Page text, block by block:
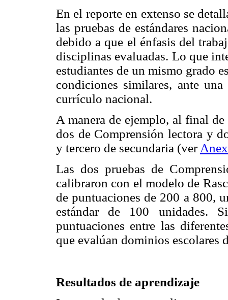
En el reporte en extenso se
las pruebas de estándares
debido a que el énfasis del
disciplinas evaluadas. Lo que
estudiantes de un mismo grado
condiciones similares, ante
currículo nacional.
A manera de ejemplo, al final
dos de Comprensión lectora y
y tercero de secundaria (ver
Las dos pruebas de
calibraron con el modelo de
de puntuaciones de 200 a 800,
estándar de 100 unidades.
puntuaciones entre las
que evalúan dominios escolares
Resultados de aprendizaje